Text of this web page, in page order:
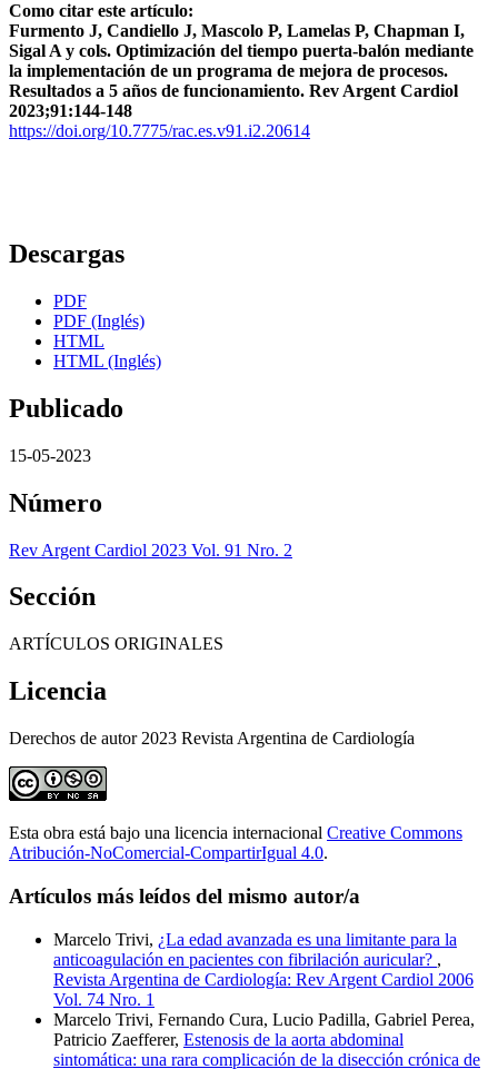
Como citar este artículo:
Furmento J, Candiello J, Mascolo P, Lamelas P, Chapman I,
Sigal A y cols. Optimización del tiempo puerta-balón mediante
la implementación de un programa de mejora de procesos.
Resultados a 5 años de funcionamiento. Rev Argent Cardiol
2023;91:144-148
https://doi.org/10.7775/rac.es.v91.i2.20614
Descargas
PDF
PDF (Inglés)
HTML
HTML (Inglés)
Publicado
15-05-2023
Número
Rev Argent Cardiol 2023 Vol. 91 Nro. 2
Sección
ARTÍCULOS ORIGINALES
Licencia
Derechos de autor 2023 Revista Argentina de Cardiología
Esta obra está bajo una licencia internacional Creative Commons
Atribución-NoComercial-CompartirIgual 4.0.
Artículos más leídos del mismo autor/a
Marcelo Trivi, ¿La edad avanzada es una limitante para la
anticoagulación en pacientes con fibrilación auricular? ,
Revista Argentina de Cardiología: Rev Argent Cardiol 2006
Vol. 74 Nro. 1
Marcelo Trivi, Fernando Cura, Lucio Padilla, Gabriel Perea,
Patricio Zaefferer, Estenosis de la aorta abdominal
sintomática: una rara complicación de la disección crónica de